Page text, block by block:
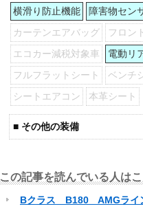
横滑り防止機能
障害物セン
カーテンエアバッグ
フロン
エコカー減税対象車
電動リ
フルフラットシート
ベンチ
シートエアコン
本革シート
■ その他の装備
この記事を読んでいる人は
Bクラス B180 AMGライ